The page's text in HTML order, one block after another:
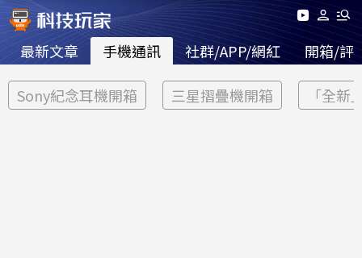
最新文章 手機通訊 社群/APP/網紅 開箱/評
Sony紀念耳機開箱 三星摺疊機開箱 「全新